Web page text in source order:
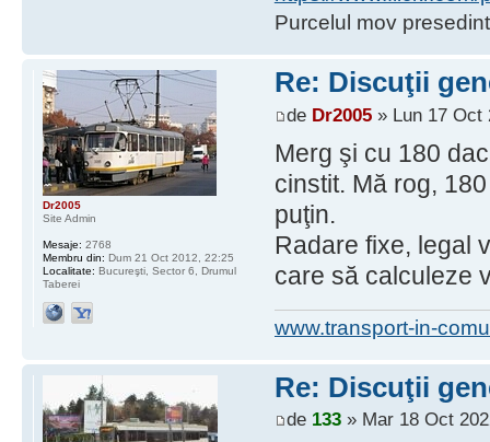
Purcelul mov
Re: Discuţii
de Dr2005» Lun 17 Oct
Merg şi cu 180
cinstit. Mă rog,
puţin.
Radare fixe, legal
care să calculeze
www.transport-in-
Dr2005
Site Admin
Mesaje: 2768
Membru din: Dum 21 Oct 2012, 22:25
Localitate: Bucureşti, Sector 6, Drumul
Taberei
Re: Discuţii
de 133» Mar 18 Oct